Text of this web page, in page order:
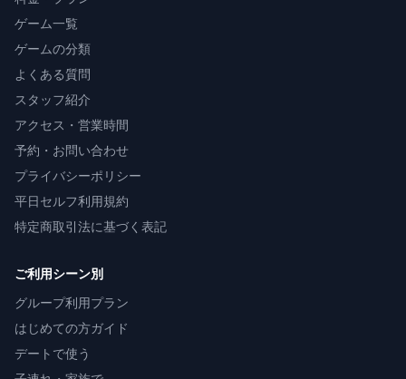
ゲーム一覧
ゲームの分類
よくある質問
スタッフ紹介
アクセス・営業時間
予約・お問い合わせ
プライバシーポリシー
平日セルフ利用規約
特定商取引法に基づく表記
ご利用シーン別
グループ利用プラン
はじめての方ガイド
デートで使う